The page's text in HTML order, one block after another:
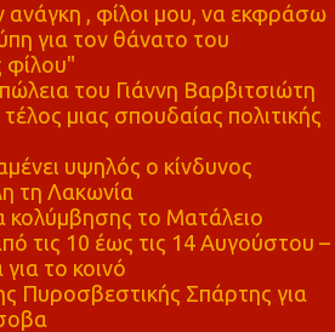
ανάγκη , φίλοι μου, να εκφράσω
για τον θάνατο του
φίλου"
του Γιάννη Βαρβιτσιώτη
μιας σπουδαίας πολιτικής
υψηλός ο κίνδυνος
τη Λακωνία
κολύμβησης το Ματάλειο
τις 10 έως τις 14 Αυγούστου –
για το κοινό
Πυροσβεστικής Σπάρτης για